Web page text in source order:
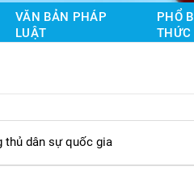
VĂN BẢN PHÁP
LUẬT
PHỔ
THỨC
thủ dân sự quốc gia